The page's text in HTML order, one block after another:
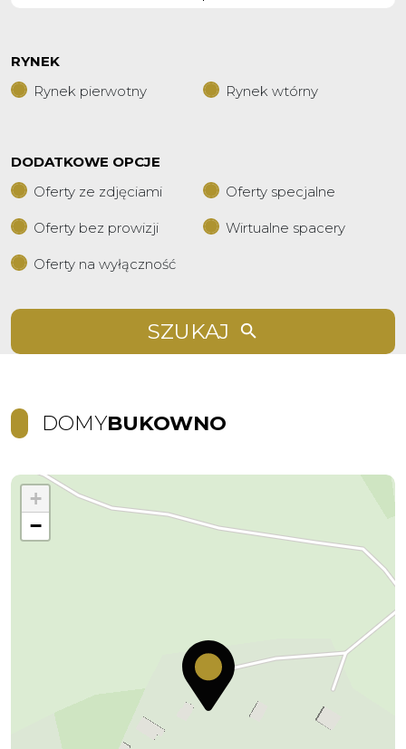
RYNEK
Rynek pierwotny
Rynek wtórny
DODATKOWE OPCJE
Oferty ze zdjęciami
Oferty specjalne
Oferty bez prowizji Wirtualne spacery
Oferty na wyłączność
SZUKAJ
DOMYBUKOWNO
+
−